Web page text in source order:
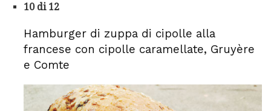
10 di 12
Hamburger di zuppa di cipolle alla
francese con cipolle caramellate, Gruyère
e Comte